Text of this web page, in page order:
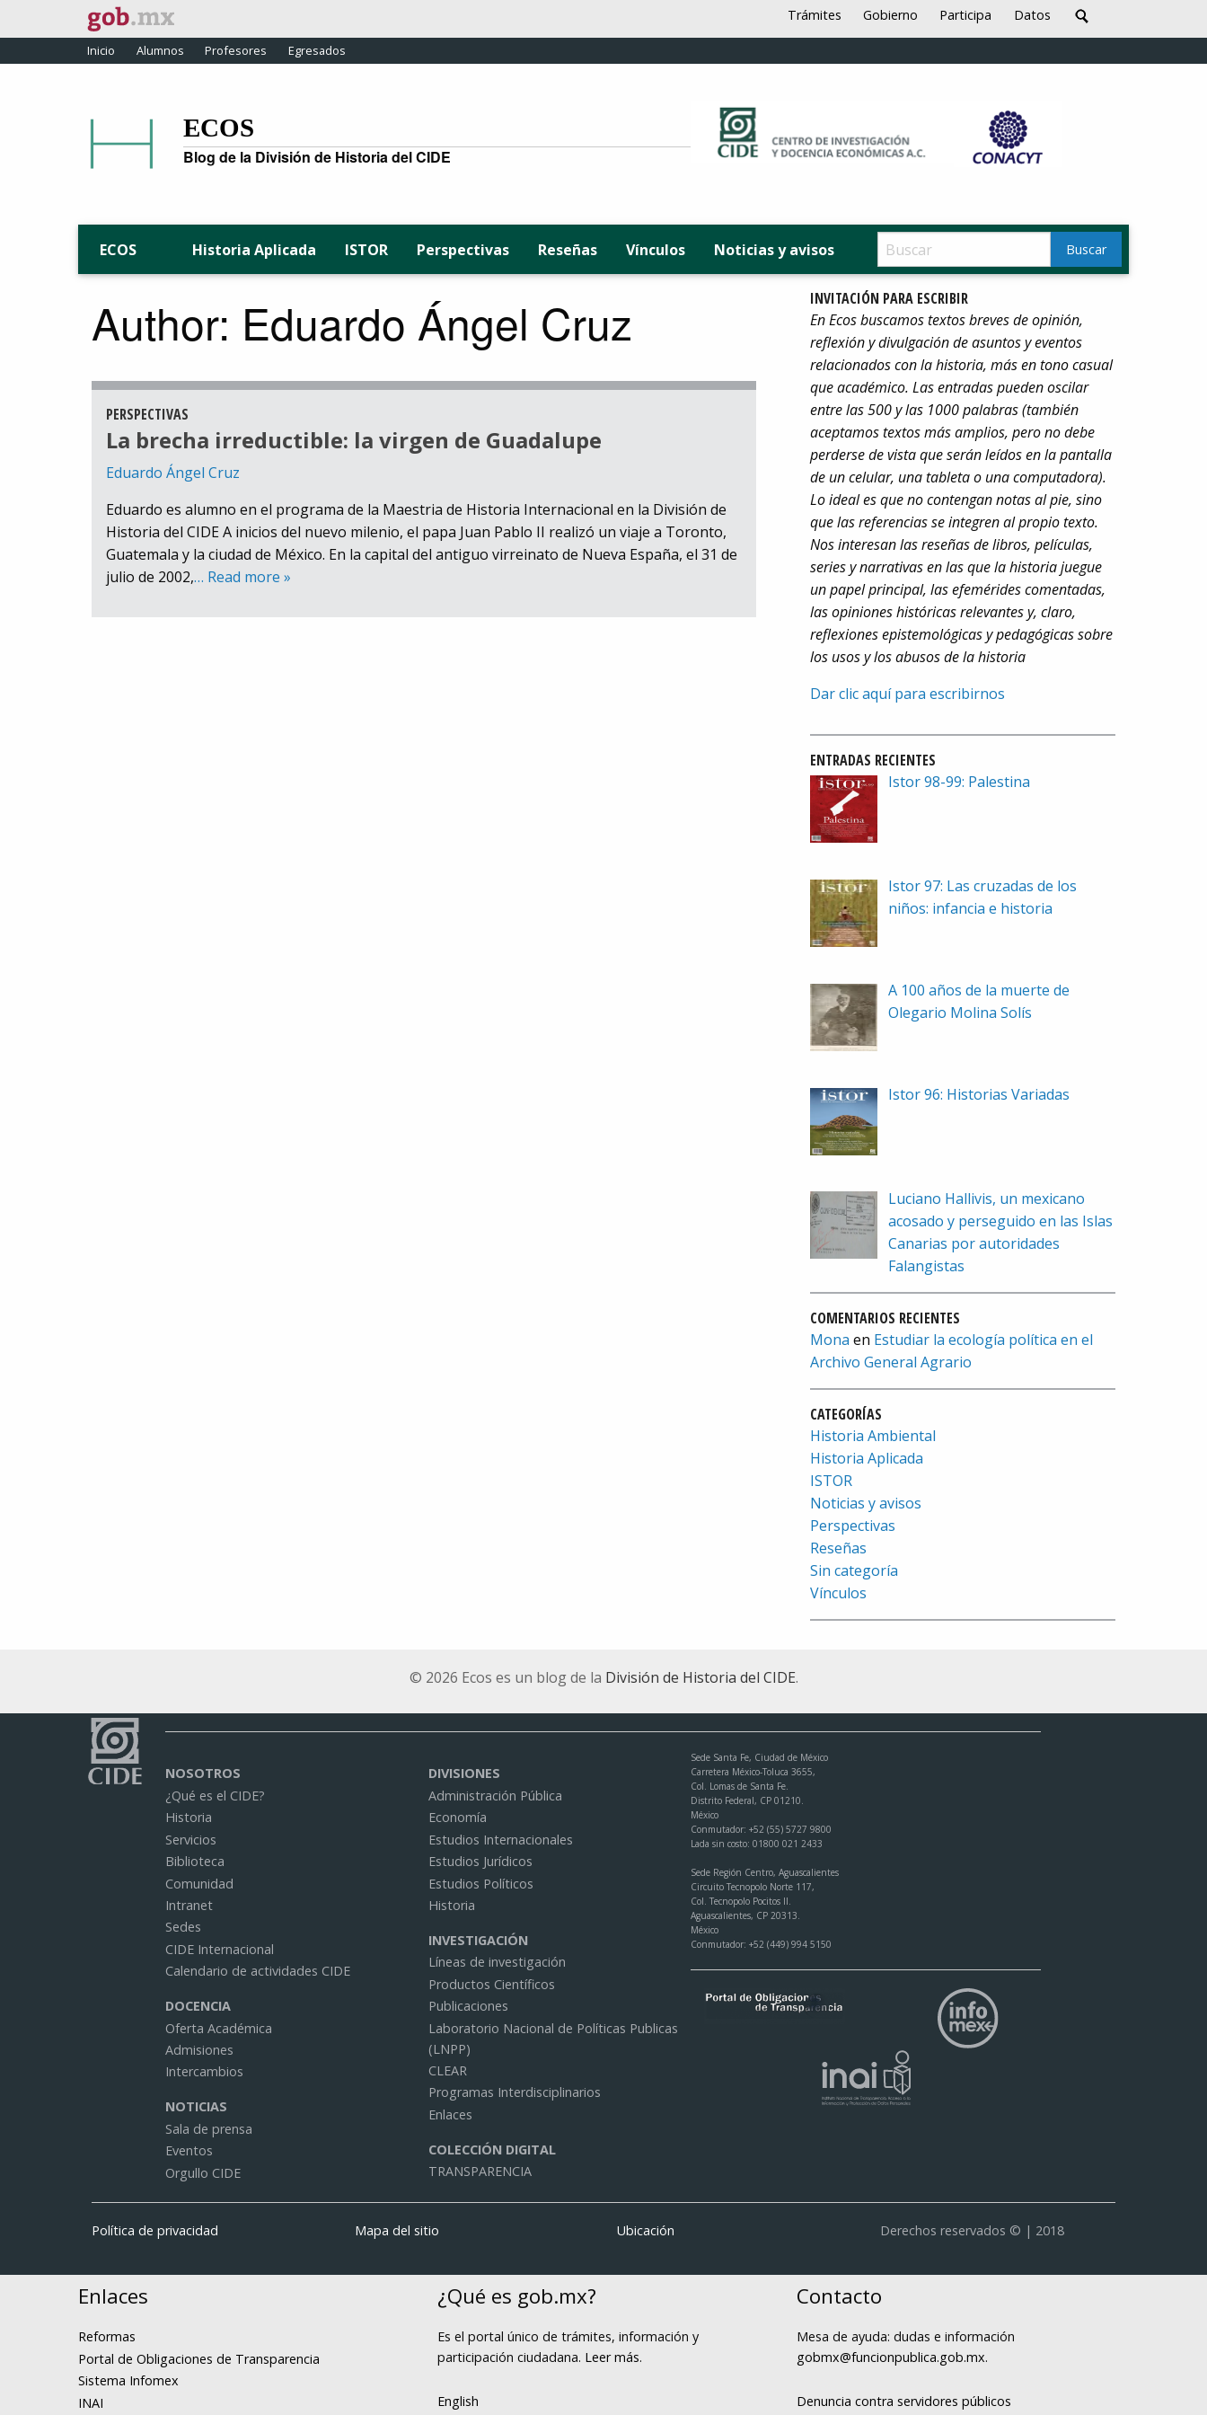
Trámites Gobierno Participa Datos
Inicio Alumnos Profesores Egresados
ECOS
Blog de la División de Historia del CIDE
ECOS Historia Aplicada ISTOR Perspectivas Reseñas Vínculos Noticias y avisos
Author: Eduardo Ángel Cruz
PERSPECTIVAS
La brecha irreductible: la virgen de Guadalupe
Eduardo Ángel Cruz
Eduardo es alumno en el programa de la Maestria de Historia Internacional en la División de
Historia del CIDE A inicios del nuevo milenio, el papa Juan Pablo II realizó un viaje a Toronto,
Guatemala y la ciudad de México. En la capital del antiguo virreinato de Nueva España, el 31 de
julio de 2002,… Read more »
INVITACIÓN PARA ESCRIBIR
En Ecos buscamos textos breves de opinión,
reflexión y divulgación de asuntos y eventos
relacionados con la historia, más en tono casual
que académico. Las entradas pueden oscilar
entre las 500 y las 1000 palabras (también
aceptamos textos más amplios, pero no debe
perderse de vista que serán leídos en la pantalla
de un celular, una tableta o una computadora).
Lo ideal es que no contengan notas al pie, sino
que las referencias se integren al propio texto.
Nos interesan las reseñas de libros, películas,
series y narrativas en las que la historia juegue
un papel principal, las efemérides comentadas,
las opiniones históricas relevantes y, claro,
reflexiones epistemológicas y pedagógicas sobre
los usos y los abusos de la historia
Dar clic aquí para escribirnos
ENTRADAS RECIENTES
Istor 98-99: Palestina
Istor 97: Las cruzadas de los
niños: infancia e historia
A 100 años de la muerte de
Olegario Molina Solís
Istor 96: Historias Variadas
Luciano Hallivis, un mexicano
acosado y perseguido en las Islas
Canarias por autoridades
Falangistas
COMENTARIOS RECIENTES
Mona en Estudiar la ecología política en el
Archivo General Agrario
CATEGORÍAS
Historia Ambiental
Historia Aplicada
ISTOR
Noticias y avisos
Perspectivas
Reseñas
Sin categoría
Vínculos
© 2026 Ecos es un blog de la División de Historia del CIDE.
NOSOTROS
¿Qué es el CIDE?
Historia
Servicios
Biblioteca
Comunidad
Intranet
Sedes
CIDE Internacional
Calendario de actividades CIDE
DOCENCIA
Oferta Académica
Admisiones
Intercambios
NOTICIAS
Sala de prensa
Eventos
Orgullo CIDE
DIVISIONES
Administración Pública
Economía
Estudios Internacionales
Estudios Jurídicos
Estudios Políticos
Historia
INVESTIGACIÓN
Líneas de investigación
Productos Científicos
Publicaciones
Laboratorio Nacional de Políticas Publicas
(LNPP)
CLEAR
Programas Interdisciplinarios
Enlaces
COLECCIÓN DIGITAL
TRANSPARENCIA
Sede Santa Fe, Ciudad de México
Carretera México-Toluca 3655,
Col. Lomas de Santa Fe.
Distrito Federal, CP 01210.
México
Conmutador: +52 (55) 5727 9800
Lada sin costo: 01800 021 2433
Sede Región Centro, Aguascalientes
Circuito Tecnopolo Norte 117,
Col. Tecnopolo Pocitos II.
Aguascalientes, CP 20313.
México
Conmutador: +52 (449) 994 5150
Política de privacidad Mapa del sitio Ubicación Derechos reservados © | 2018
Enlaces
Reformas
Portal de Obligaciones de Transparencia
Sistema Infomex
INAI
¿Qué es gob.mx?
Es el portal único de trámites, información y
participación ciudadana. Leer más.
English
Contacto
Mesa de ayuda: dudas e información
gobmx@funcionpublica.gob.mx.
Denuncia contra servidores públicos